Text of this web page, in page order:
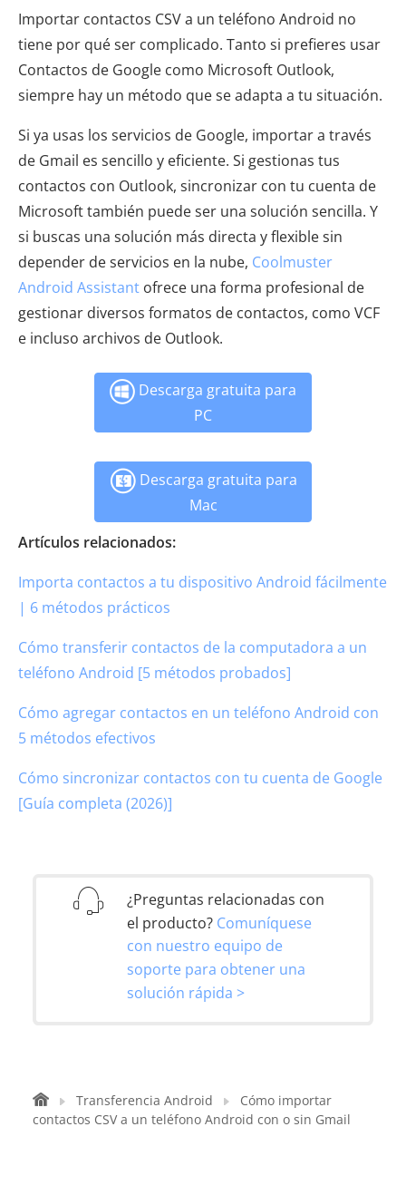
Importar contactos CSV a un teléfono Android no
tiene por qué ser complicado. Tanto si prefieres usar
Contactos de Google como Microsoft Outlook,
siempre hay un método que se adapta a tu situación.
Si ya usas los servicios de Google, importar a través
de Gmail es sencillo y eficiente. Si gestionas tus
contactos con Outlook, sincronizar con tu cuenta de
Microsoft también puede ser una solución sencilla. Y
si buscas una solución más directa y flexible sin
depender de servicios en la nube, Coolmuster
Android Assistant ofrece una forma profesional de
gestionar diversos formatos de contactos, como VCF
e incluso archivos de Outlook.
Descarga gratuita para
PC
Descarga gratuita para
Mac
Artículos relacionados:
Importa contactos a tu dispositivo Android fácilmente
| 6 métodos prácticos
Cómo transferir contactos de la computadora a un
teléfono Android [5 métodos probados]
Cómo agregar contactos en un teléfono Android con
5 métodos efectivos
Cómo sincronizar contactos con tu cuenta de Google
[Guía completa (2026)]
¿Preguntas relacionadas con
el producto? Comuníquese
con nuestro equipo de
soporte para obtener una
solución rápida >
Transferencia Android
Cómo importar
contactos CSV a un teléfono Android con o sin Gmail